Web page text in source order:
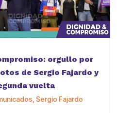
orgullo por
de Sergio Fajardo y
vuelta
Sergio Fajardo